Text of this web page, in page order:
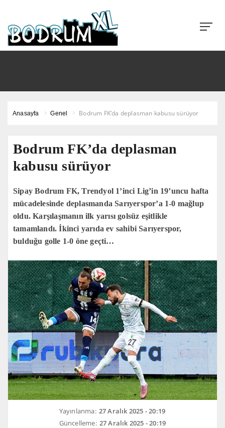
Anasayfa Genel Bodrum FK’da deplasman kabusu sürüyor
Bodrum FK’da deplasman
kabusu sürüyor
Sipay Bodrum FK, Trendyol 1’inci Lig’in 19’uncu hafta
mücadelesinde deplasmanda Sarıyerspor’a 1-0 mağlup
oldu. Karşılaşmanın ilk yarısı golsüz eşitlikle
tamamlandı. İkinci yarıda ev sahibi Sarıyerspor,
bulduğu golle 1-0 öne geçti…
Yayınlanma: 27 Aralık 2025 - 20:19
Güncelleme: 27 Aralık 2025 - 20:19